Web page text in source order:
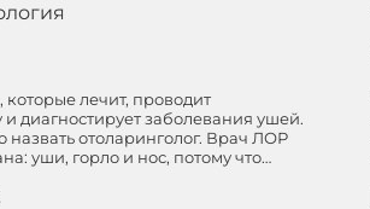
которые лечит, проводит
диагностирует заболевания ушей.
назвать отоларинголог. Врач ЛОР
уши, горло и нос, потому что…